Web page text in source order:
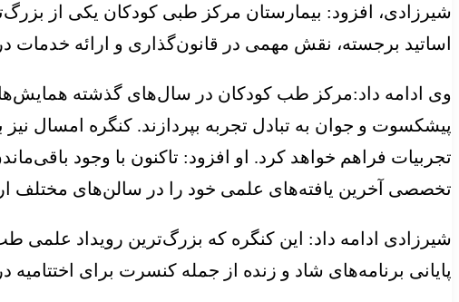
شیرزادی، افزود: بیمارستان مرکز طبی کودکان یکی از
اساتید برجسته، نقش مهمی در قانون‌گذاری و ارائه خدمات
وی ادامه داد:مرکز طب کودکان در سال‌های گذشته
پیشکسوت و جوان به تبادل تجربه بپردازند. کنگره امسال
تخصصی آخرین یافته‌های علمی خود را در سالن‌های مختلف
پایانی برنامه‌های شاد و زنده از جمله کنسرت برای